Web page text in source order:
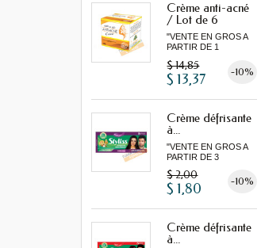
Crème anti-acné
/ Lot de 6
"VENTE EN GROS A
PARTIR DE 1
$ 14,85 -10%
$ 13,37
Crème défrisante
à...
"VENTE EN GROS A
PARTIR DE 3
$ 2,00 -10%
$ 1,80
Crème défrisante
à...